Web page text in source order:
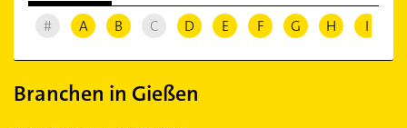
# A B C D E F G H I
Branchen in Gießen